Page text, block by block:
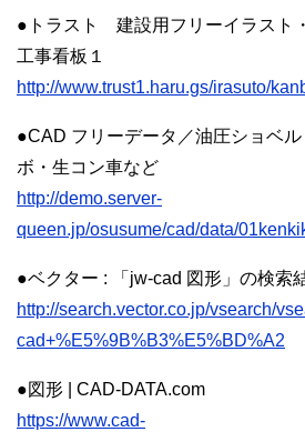
●トラスト 建設用フリーイラスト
工事看板１
http://www.trust1.haru.gs/irasuto/
●CAD フリーデータ／油圧ショベ
ボ・生コン車など
http://demo.server-
queen.jp/osusume/cad/data/
●ベクター : 「jw-cad 図形」の検索
http://search.vector.co.jp/vsearch/
cad+%E5%9B%B3%E5%BD%A2
●図形 | CAD-DATA.com
https://www.cad-